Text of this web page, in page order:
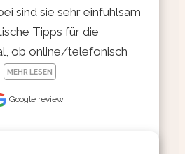
sind sie sehr einfühlsam
Tipps für die
ob online/telefonisch
MEHR LESEN
Google review